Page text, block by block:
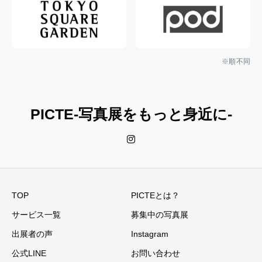
PICTE-写真展をもっと身近に-
TOP PICTEとは？
サービス一覧 募集中の写真展
出展者の声 Instagram
公式LINE お問い合わせ